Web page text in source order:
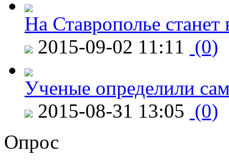
На Ставрополье
2015-09-02 11:11 (0)
Ученые определили
2015-08-31 13:05 (0)
Опрос